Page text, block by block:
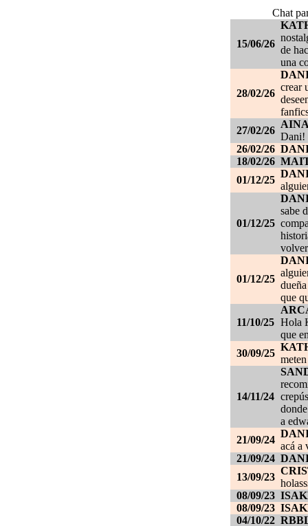
Chat
15/06/26
de
una
28/02/26
crear
27/02/26
Dani!
26/02/26
18/02/26
01/12/25
01/12/25
sabe
01/12/25
que
11/10/25 Hola
que
30/09/25
14/11/24
a
21/09/24
acá a
21/09/24
13/09/23
08/09/23
08/09/23
04/10/22